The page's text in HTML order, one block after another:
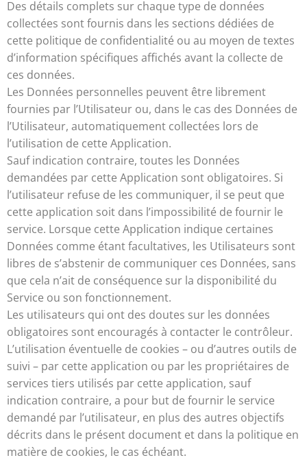
Des détails complets sur chaque type de données
collectées sont fournis dans les sections dédiées de
cette politique de confidentialité ou au moyen de textes
d’information spécifiques affichés avant la collecte de
ces données.
Les Données personnelles peuvent être librement
fournies par l’Utilisateur ou, dans le cas des Données de
l’Utilisateur, automatiquement collectées lors de
l’utilisation de cette Application.
Sauf indication contraire, toutes les Données
demandées par cette Application sont obligatoires. Si
l’utilisateur refuse de les communiquer, il se peut que
cette application soit dans l’impossibilité de fournir le
service. Lorsque cette Application indique certaines
Données comme étant facultatives, les Utilisateurs sont
libres de s’abstenir de communiquer ces Données, sans
que cela n’ait de conséquence sur la disponibilité du
Service ou son fonctionnement.
Les utilisateurs qui ont des doutes sur les données
obligatoires sont encouragés à contacter le contrôleur.
L’utilisation éventuelle de cookies – ou d’autres outils de
suivi – par cette application ou par les propriétaires de
services tiers utilisés par cette application, sauf
indication contraire, a pour but de fournir le service
demandé par l’utilisateur, en plus des autres objectifs
décrits dans le présent document et dans la politique en
matière de cookies, le cas échéant.